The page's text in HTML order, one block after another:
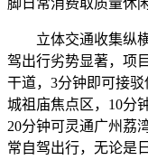
立体交通收集纵横
驾出行劣势显著，项
干道，3分钟即可接
城祖庙焦点区，10分
20分钟可灵通广州荔
常自驾出行，无论是